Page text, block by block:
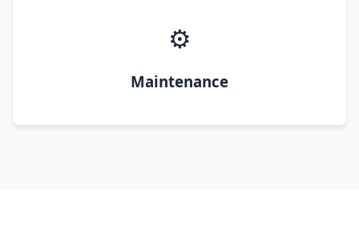
⚙️
Maintenance